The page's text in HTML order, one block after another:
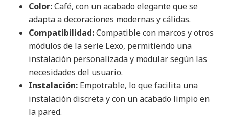
Color:Café, con un acabado elegante que se
adapta a decoraciones modernas y cálidas.
Compatibilidad:Compatible con marcos y otros
módulos de la serie Lexo, permitiendo una
instalación personalizada y modular según las
necesidades del usuario.
Instalación: Empotrable, lo que facilita una
instalación discreta y con un acabado limpio en
la pared.